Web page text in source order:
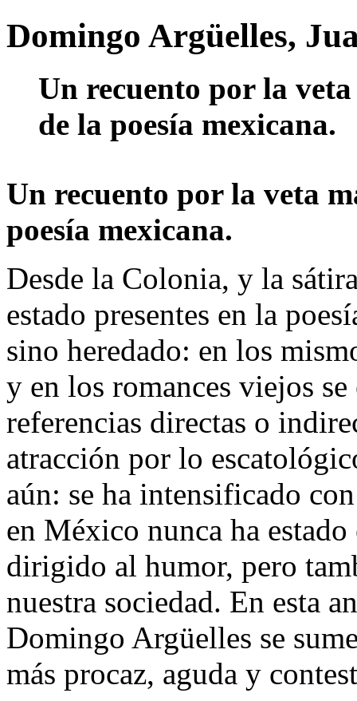
Domingo Argüelles,
Un recuento por la
de la poesía mexicana.
Un recuento por la veta
poesía mexicana.
Desde la Colonia, y la
estado presentes en la
sino heredado: en los
y en los romances viejos
referencias directas o
atracción por lo
aún: se ha intensificado
en México nunca ha
dirigido al humor, pero
nuestra sociedad. En esta
Domingo Argüelles se
más procaz, aguda y